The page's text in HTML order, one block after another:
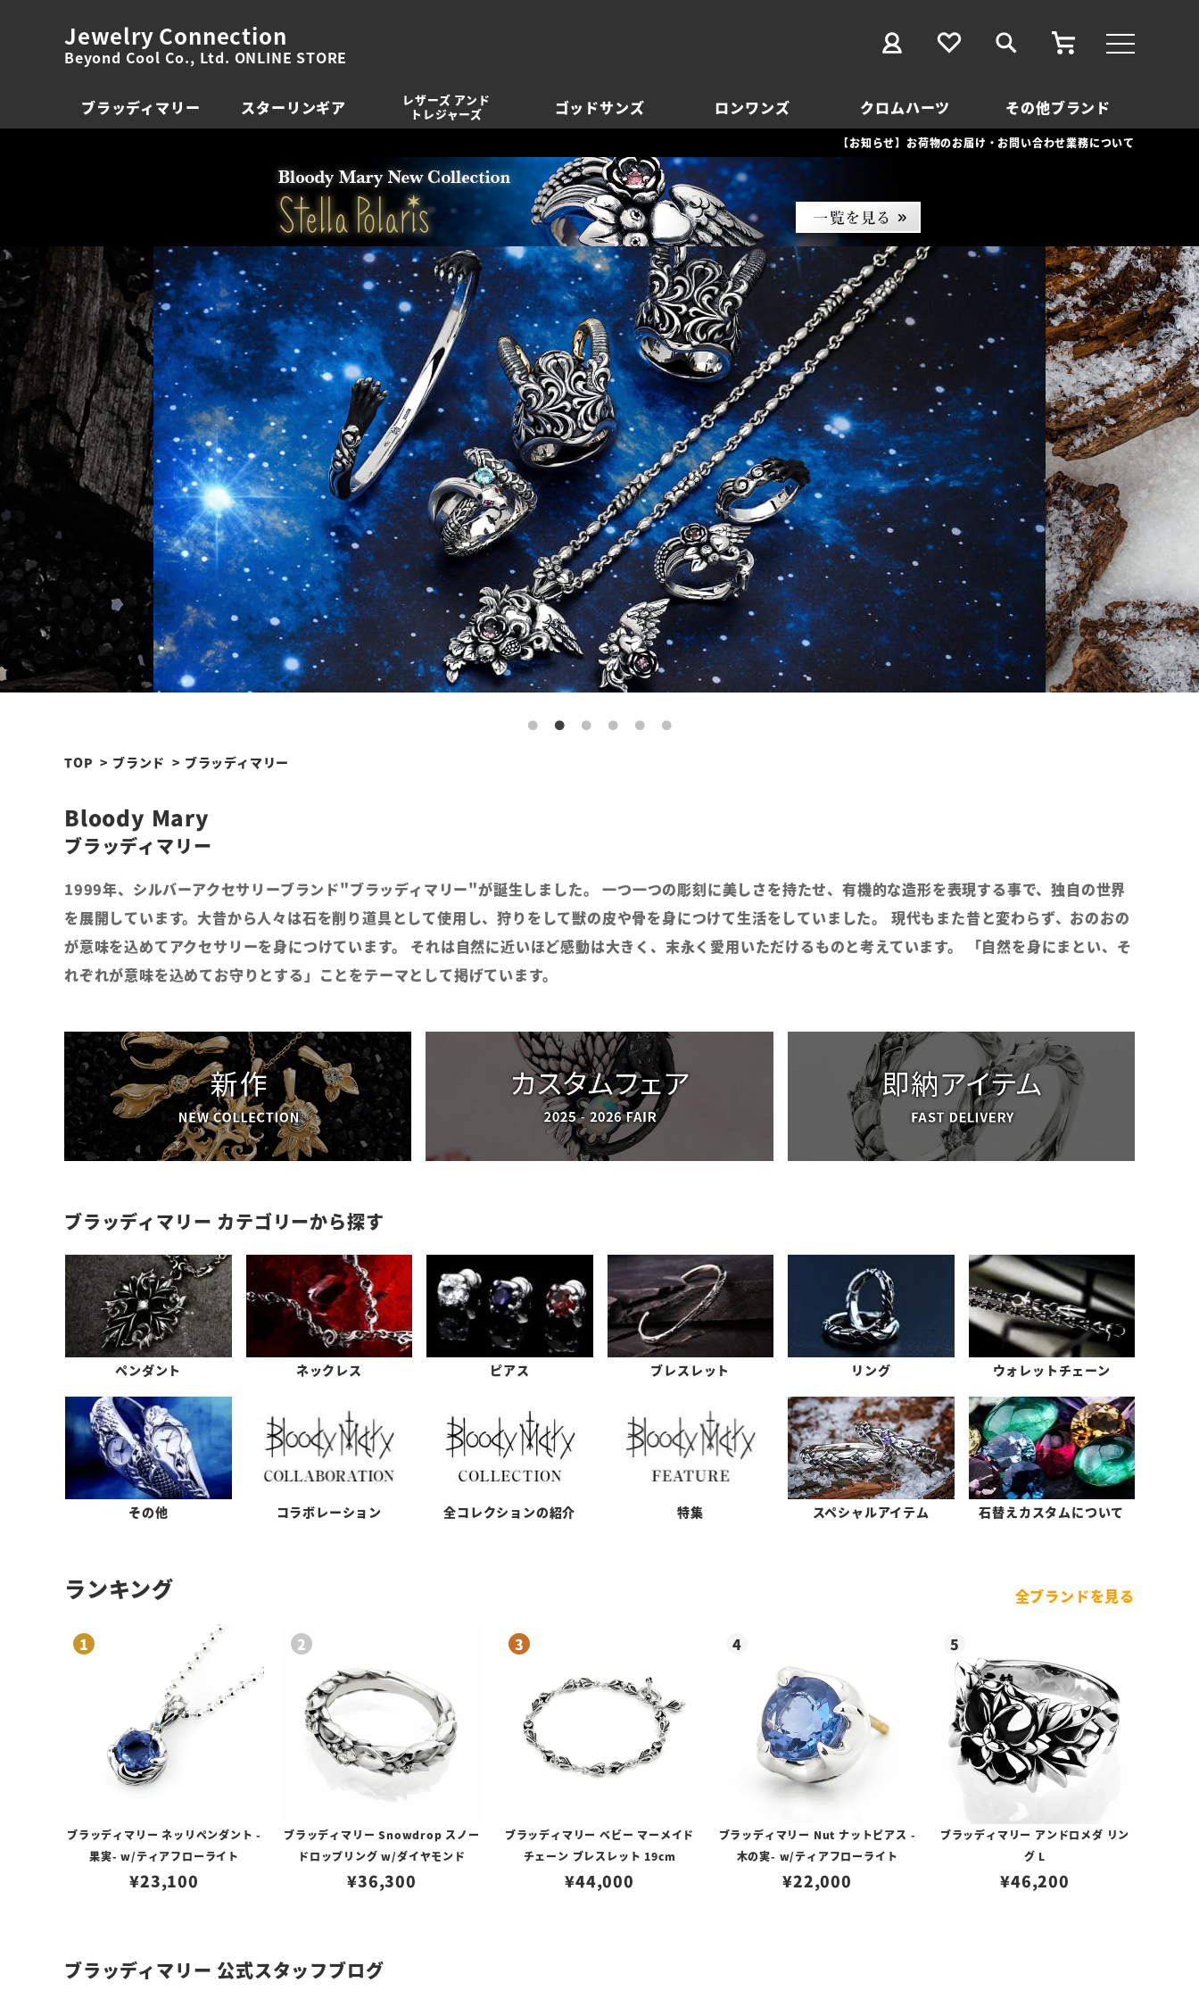
Jewelry Connection
Beyond Cool Co., Ltd. ONLINE STORE
ブラッディマリー スターリンギア
レザーズ アンド
トレジャーズ
ゴッドサンズ ロンワンズ クロムハーツ その他ブランド
【お知らせ】お荷物のお届け・お問い合わせ業務について
TOP ブランド ブラッディマリー
Bloody Mary
ブラッディマリー
1999年、シルバーアクセサリーブランド"ブラッディマリー"が誕生しました。 一つ一つの彫刻に美しさを持たせ、有機的な造形を表現する事で、独自の世界
を展開しています。大昔から人々は石を削り道具として使用し、狩りをして獣の皮や骨を身につけて生活をしていました。 現代もまた昔と変わらず、おのおの
が意味を込めてアクセサリーを身につけています。 それは自然に近いほど感動は大きく、末永く愛用いただけるものと考えています。 「自然を身にまとい、そ
れぞれが意味を込めてお守りとする」ことをテーマとして掲げています。
ブラッディマリー カテゴリーから探す
ペンダント ネックレス ピアス ブレスレット リング ウォレットチェーン
その他 コラボレーション 全コレクションの紹介 特集 スペシャルアイテム 石替えカスタムについて
ランキング 全ブランドを見る
ブラッディマリー ネッリペンダント -
果実- w/ティアフローライト
¥23,100
ブラッディマリー Snowdrop スノー
ドロップリング w/ダイヤモンド
¥36,300
ブラッディマリー ベビー マーメイド
チェーン ブレスレット 19cm
¥44,000
ブラッディマリー Nut ナットピアス -
木の実- w/ティアフローライト
¥22,000
ブラッディマリー アンドロメダ リン
グ L
¥46,200
ブラッディマリー 公式スタッフブログ